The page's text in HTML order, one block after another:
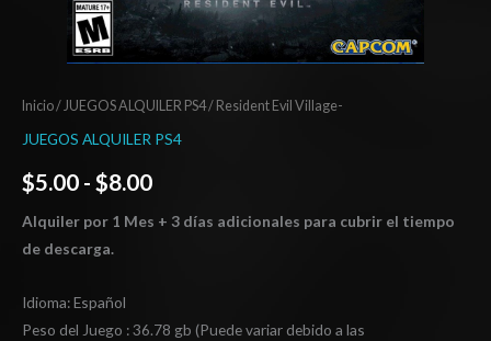
Inicio/ JUEGOS ALQUILER PS4/ Resident Evil Village-
JUEGOS ALQUILER PS4
$5.00 - $8.00
Alquiler por 1 Mes + 3 días adicionales para cubrir el tiempo
de descarga.
Idioma: Español
Peso del Juego : 36.78 gb (Puede variar debido a las